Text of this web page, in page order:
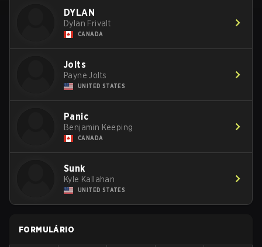
DYLAN
Dylan Frivalt
CANADA
Jolts
Payne Jolts
UNITED STATES
Panic
Benjamin Keeping
CANADA
Sunk
Kyle Kallahan
UNITED STATES
FORMULÁRIO